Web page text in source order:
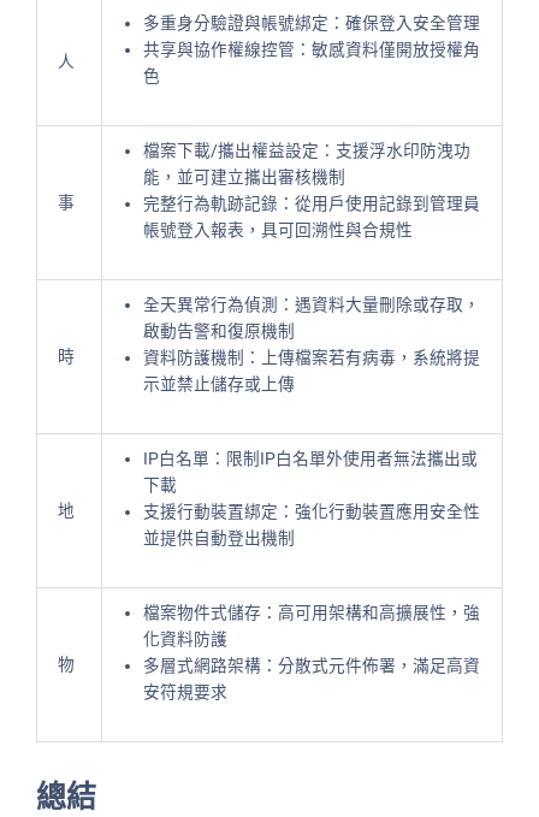
人
多重身分驗證與帳號綁定：確保登入安全管理
共享與協作權線控管：敏感資料僅開放授權角
色
事
檔案下載/攜出權益設定：支援浮水印防洩功
能，並可建立攜出審核機制
完整行為軌跡記錄：從用戶使用記錄到管理員
帳號登入報表，具可回溯性與合規性
時
全天異常行為偵測：遇資料大量刪除或存取，
啟動告警和復原機制
資料防護機制：上傳檔案若有病毒，系統將提
示並禁止儲存或上傳
地
IP白名單：限制IP白名單外使用者無法攜出或
下載
支援行動裝置綁定：強化行動裝置應用安全性
並提供自動登出機制
物
檔案物件式儲存：高可用架構和高擴展性， 強
化資料防護
多層式網路架構：分散式元件佈署，滿足高資
安符規要求
總結